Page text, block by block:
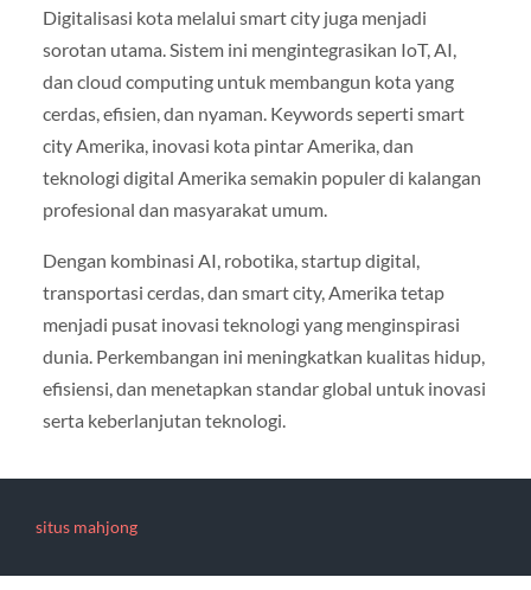
Digitalisasi kota melalui smart city juga menjadi
sorotan utama. Sistem ini mengintegrasikan IoT, AI,
dan cloud computing untuk membangun kota yang
cerdas, efisien, dan nyaman. Keywords seperti smart
city Amerika, inovasi kota pintar Amerika, dan
teknologi digital Amerika semakin populer di kalangan
profesional dan masyarakat umum.
Dengan kombinasi AI, robotika, startup digital,
transportasi cerdas, dan smart city, Amerika tetap
menjadi pusat inovasi teknologi yang menginspirasi
dunia. Perkembangan ini meningkatkan kualitas hidup,
efisiensi, dan menetapkan standar global untuk inovasi
serta keberlanjutan teknologi.
situs mahjong